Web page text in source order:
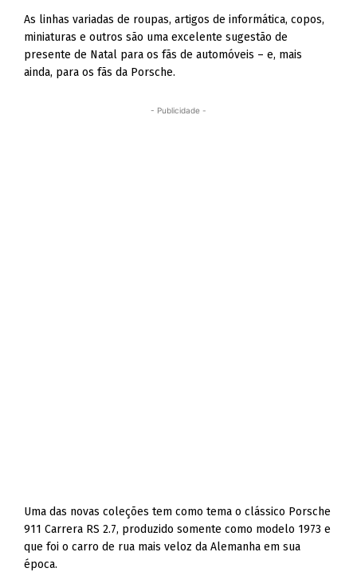
As linhas variadas de roupas, artigos de informática, copos,
miniaturas e outros são uma excelente sugestão de
presente de Natal para os fãs de automóveis – e, mais
ainda, para os fãs da Porsche.
- Publicidade -
Uma das novas coleções tem como tema o clássico Porsche
911 Carrera RS 2.7, produzido somente como modelo 1973 e
que foi o carro de rua mais veloz da Alemanha em sua
época.